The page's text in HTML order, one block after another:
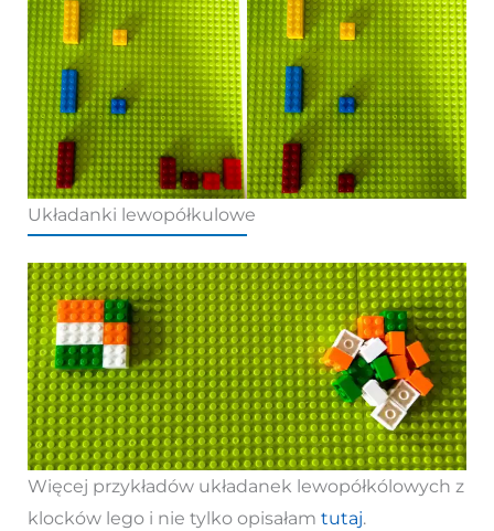
Układanki lewopółkulowe
Więcej przykładów układanek lewopółkólowych z
klocków lego i nie tylko opisałam tutaj.